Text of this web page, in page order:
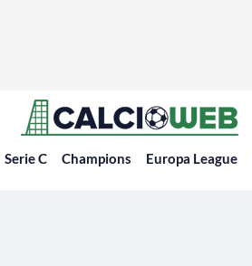
Serie C Champions Europa League